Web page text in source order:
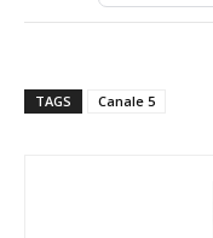
TAGS Canale 5